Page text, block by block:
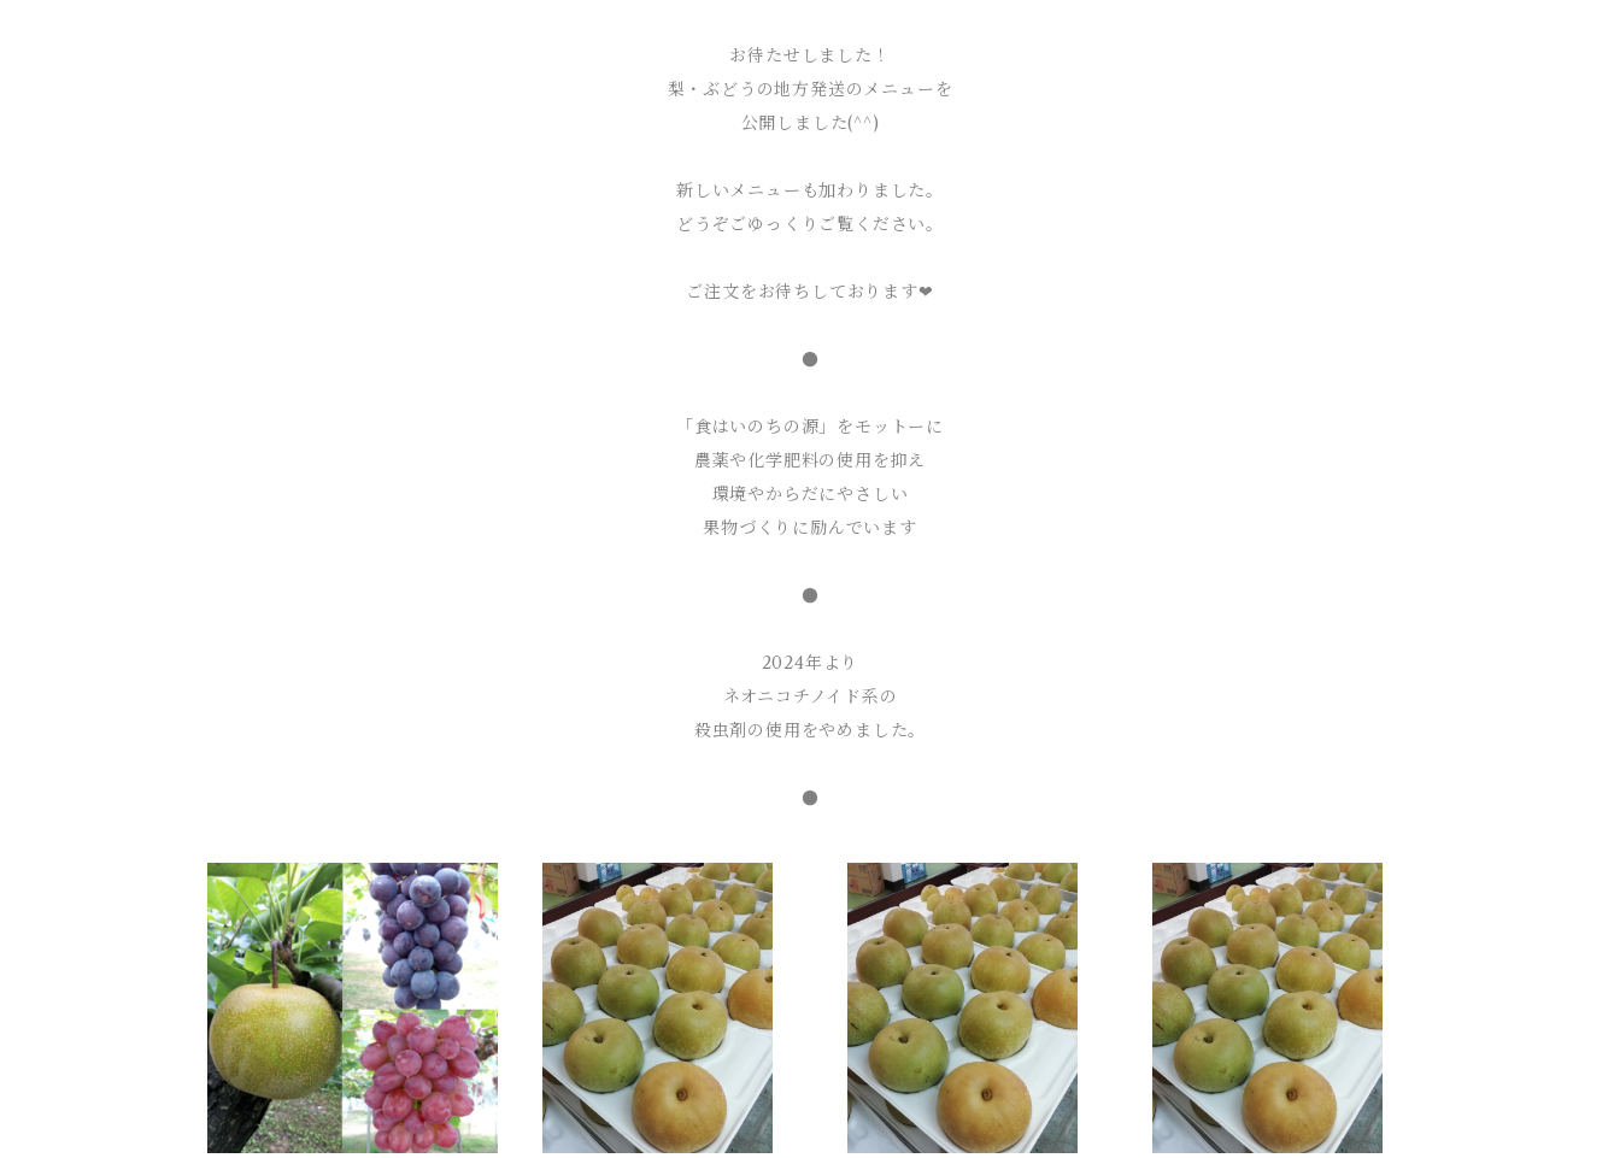
お待たせしました！
梨・ぶどうの地方発送のメニューを
公開しました(^^)
新しいメニューも加わりました。
どうぞごゆっくりご覧ください。
ご注文をお待ちしております❤
●
「食はいのちの源」をモットーに
農薬や化学肥料の使用を抑え
環境やからだにやさしい
果物づくりに励んでいます
●
2024年より
ネオニコチノイド系の
殺虫剤の使用をやめました。
●